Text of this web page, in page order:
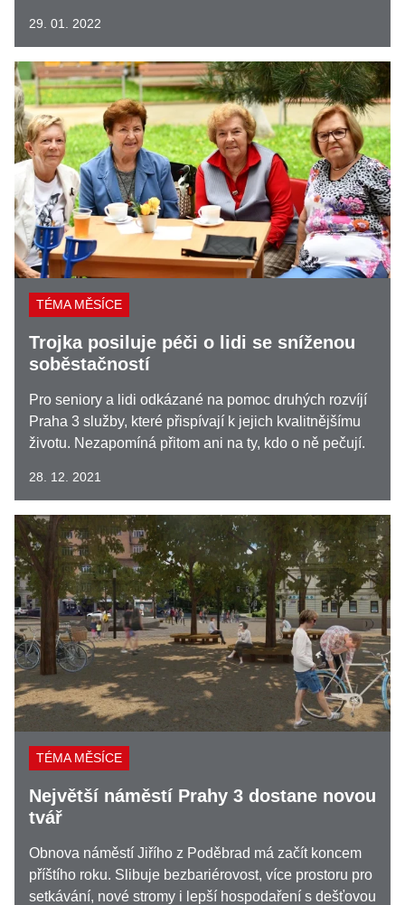
29. 01. 2022
TÉMA MĚSÍCE
Trojka posiluje péči o lidi se sníženou
soběstačností
Pro seniory a lidi odkázané na pomoc druhých rozvíjí
Praha 3 služby, které přispívají k jejich kvalitnějšímu
životu. Nezapomíná přitom ani na ty, kdo o ně pečují.
28. 12. 2021
TÉMA MĚSÍCE
Největší náměstí Prahy 3 dostane novou
tvář
Obnova náměstí Jiřího z Poděbrad má začít koncem
příštího roku. Slibuje bezbariérovost, více prostoru pro
setkávání, nové stromy i lepší hospodaření s dešťovou